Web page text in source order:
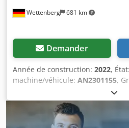
Wettenberg 681 km
Demander
Année de construction: 2022, État:
machine/véhicule: AN2301155,
Atlas Copco Le groupe
P3500i est une source
légère, efficace et fiable. Grâce à
énergétique élevé et à ses